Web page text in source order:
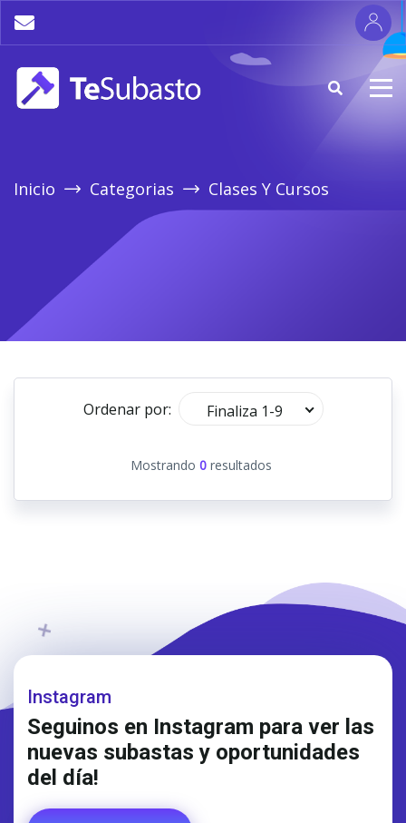
Inicio Categorias Clases Y Cursos
Ordenar por: Finaliza 1-9
Mostrando 0resultados
Instagram
Seguinos en Instagram para ver las
nuevas subastas y oportunidades
del día!